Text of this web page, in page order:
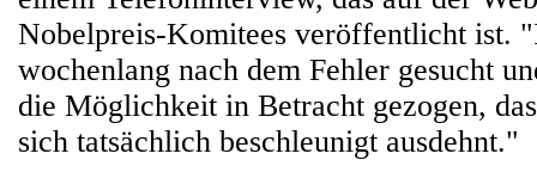
Nobelpreis-Komitees veröffentlicht ist.
wochenlang nach dem Fehler gesucht
die Möglichkeit in Betracht gezogen,
sich tatsächlich beschleunigt ausdehnt."